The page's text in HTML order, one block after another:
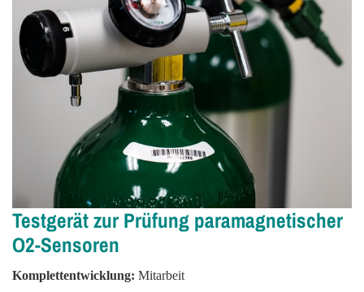
Testgerät zur Prüfung paramagnetischer
O2-Sensoren
Komplettentwicklung: Mitarbeit